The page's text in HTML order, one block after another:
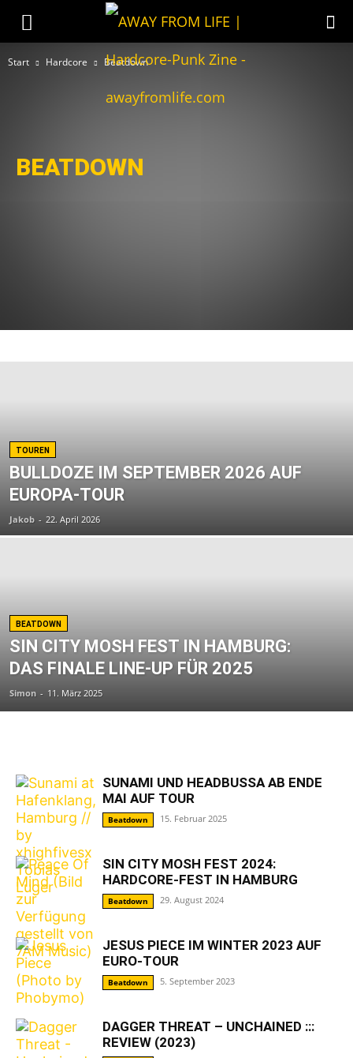
Start Hardcore Beatdown
BEATDOWN
TOUREN
BULLDOZE IM SEPTEMBER 2026 AUF
EUROPA-TOUR
Jakob - 22. April 2026
BEATDOWN
SIN CITY MOSH FEST IN HAMBURG:
DAS FINALE LINE-UP FÜR 2025
Simon - 11. März 2025
SUNAMI UND HEADBUSSA AB ENDE
MAI AUF TOUR
Beatdown 15. Februar 2025
SIN CITY MOSH FEST 2024:
HARDCORE-FEST IN HAMBURG
Beatdown 29. August 2024
JESUS PIECE IM WINTER 2023 AUF
EURO-TOUR
Beatdown 5. September 2023
DAGGER THREAT – UNCHAINED :::
REVIEW (2023)